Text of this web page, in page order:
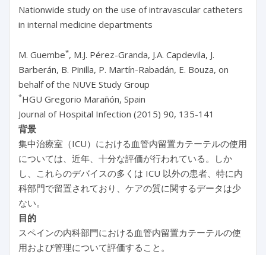
Nationwide study on the use of intravascular catheters
in internal medicine departments
M. Guembe*, M.J. Pérez-Granda, J.A. Capdevila, J.
Barberán, B. Pinilla, P. Martín-Rabadán, E. Bouza, on
behalf of the NUVE Study Group
*HGU Gregorio Marañón, Spain
Journal of Hospital Infection (2015) 90, 135-141
背景
集中治療室（ICU）における血管内留置カテーテルの使用
については、近年、十分な評価が行われている。しか
し、これらのデバイスの多くは ICU 以外の患者、特に内
科部門で留置されており、ケアの質に関するデータは少
ない。
目的
スペインの内科部門における血管内留置カテーテルの使
用および管理について評価すること。